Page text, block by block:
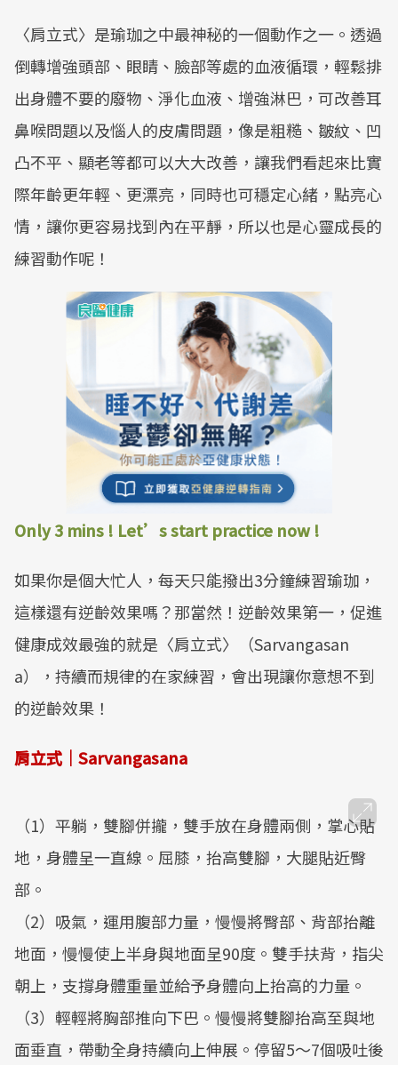
〈肩立式〉是瑜珈之中最神秘的一個動作之一。透過
倒轉增強頭部、眼睛、臉部等處的血液循環，輕鬆排
出身體不要的廢物、淨化血液、增強淋巴，可改善耳
鼻喉問題以及惱人的皮膚問題，像是粗糙、皺紋、凹
凸不平、顯老等都可以大大改善，讓我們看起來比實
際年齡更年輕、更漂亮，同時也可穩定心緒，點亮心
情，讓你更容易找到內在平靜，所以也是心靈成長的
練習動作呢！
Only 3 mins ! Let’s start practice now !
如果你是個大忙人，每天只能撥出3分鐘練習瑜珈，
這樣還有逆齡效果嗎？那當然！逆齡效果第一，促進
健康成效最強的就是〈肩立式〉（Sarvangasan
a），持續而規律的在家練習，會出現讓你意想不到
的逆齡效果！
肩立式｜Sarvangasana
（1）平躺，雙腳併攏，雙手放在身體兩側，掌心貼
地，身體呈一直線。屈膝，抬高雙腳，大腿貼近臀
部。
（2）吸氣，運用腹部力量，慢慢將臀部、背部抬離
地面，慢慢使上半身與地面呈90度。雙手扶背，指尖
朝上，支撐身體重量並給予身體向上抬高的力量。
（3）輕輕將胸部推向下巴。慢慢將雙腳抬高至與地
面垂直，帶動全身持續向上伸展。停留5～7個吸吐後